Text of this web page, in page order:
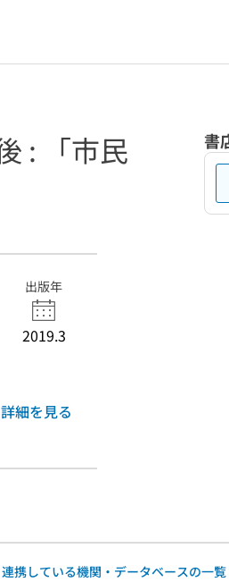
: 「市民
出版年
2019.3
詳細を見る
書
連携している機関・データベースの一覧